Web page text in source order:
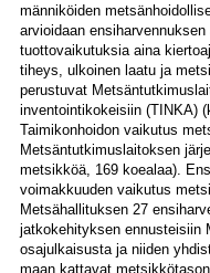
männiköiden
arvioidaan
tuottovaikutuksia aina
tiheys, ulkoinen laatu ja
perustuvat
inventointikokeisiin (TINKA)
Taimikonhoidon vaikutus
Metsäntutkimuslaitoksen
metsikköä, 169 koealaa).
voimakkuuden vaikutus
Metsähallituksen 27
jatkokehityksen ennusteisiin
osajulkaisusta ja niiden
maan kattavat